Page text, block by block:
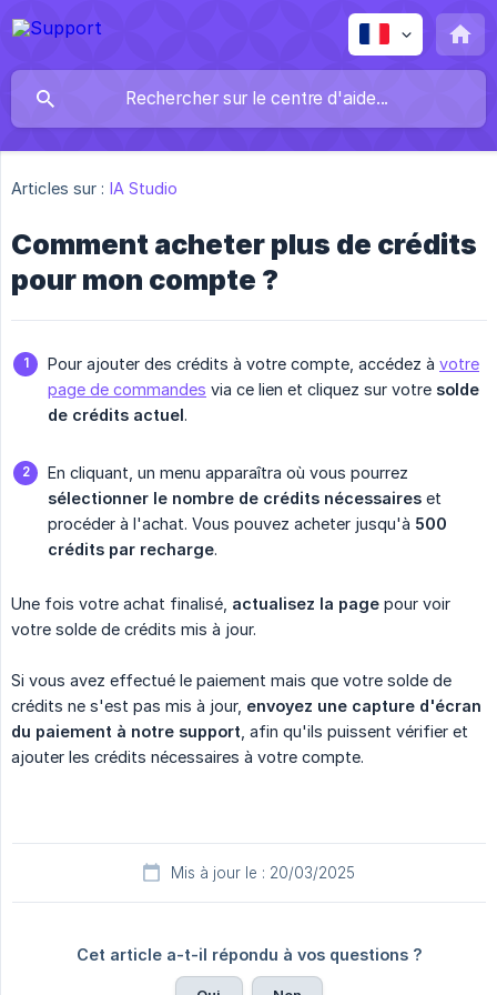
Articles sur : IA Studio
Comment acheter plus de crédits
pour mon compte ?
Pour ajouter des crédits à votre compte, accédez à votre
page de commandes via ce lien et cliquez sur votre solde
de crédits actuel.
En cliquant, un menu apparaîtra où vous pourrez
sélectionner le nombre de crédits nécessaires et
procéder à l'achat. Vous pouvez acheter jusqu'à 500
crédits par recharge.
Une fois votre achat finalisé, actualisez la page pour voir
votre solde de crédits mis à jour.
Si vous avez effectué le paiement mais que votre solde de
crédits ne s'est pas mis à jour, envoyez une capture d'écran
du paiement à notre support , afin qu'ils puissent vérifier et
ajouter les crédits nécessaires à votre compte.
Mis à jour le : 20/03/2025
Cet article a-t-il répondu à vos questions ?